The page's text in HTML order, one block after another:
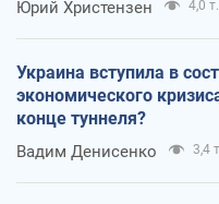
Юрий Христензен 4,0 т.
Украина вступила в
экономического
конце туннеля?
Вадим Денисенко 3,4 т.